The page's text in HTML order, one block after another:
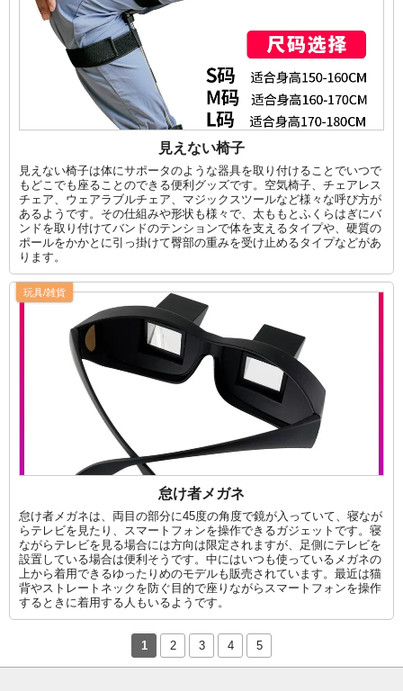
見えない椅子
見えない椅子は体にサポータのような器具を取り付けることでいつで
もどこでも座ることのできる便利グッズです。空気椅子、チェアレス
チェア、ウェアラブルチェア、マジックスツールなど様々な呼び方が
あるようです。その仕組みや形状も様々で、太ももとふくらはぎにバ
ンドを取り付けてバンドのテンションで体を支えるタイプや、硬質の
ポールをかかとに引っ掛けて臀部の重みを受け止めるタイプなどがあ
ります。
玩具/雑貨
怠け者メガネ
怠け者メガネは、両目の部分に45度の角度で鏡が入っていて、寝なが
らテレビを見たり、スマートフォンを操作できるガジェットです。寝
ながらテレビを見る場合には方向は限定されますが、足側にテレビを
設置している場合は便利そうです。中にはいつも使っているメガネの
上から着用できるゆったりめのモデルも販売されています。最近は猫
背やストレートネックを防ぐ目的で座りながらスマートフォンを操作
するときに着用する人もいるようです。
1 2 3 4 5